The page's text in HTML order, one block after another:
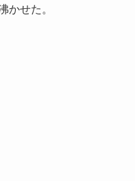
せた。